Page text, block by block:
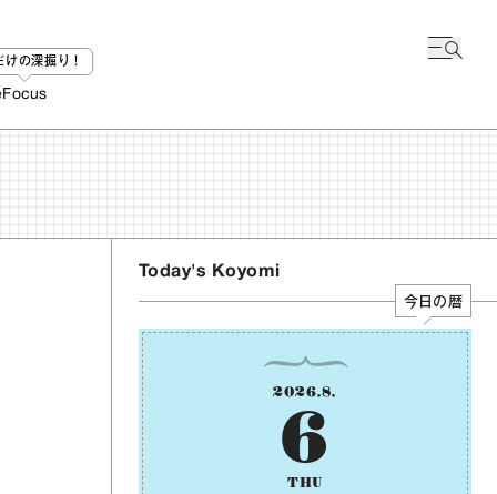
けの深掘り！
Focus
Today's Koyomi
今日の暦
2026.8.
6
THU